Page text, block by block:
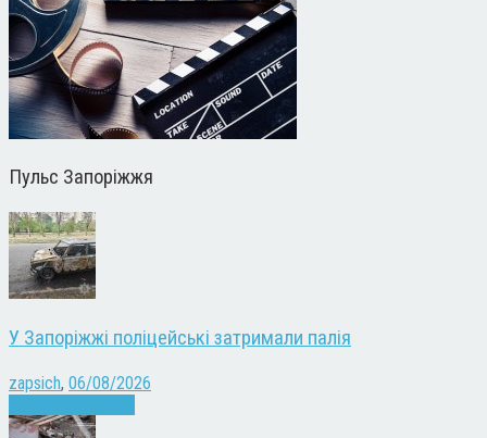
Пульс Запоріжжя
У Запоріжжі поліцейські затримали палія
zapsich, 06/08/2026